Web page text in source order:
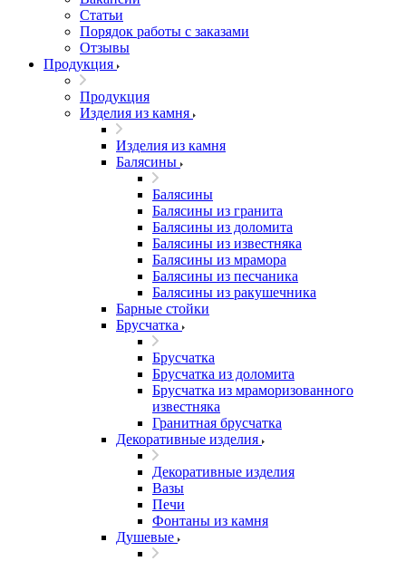
Статьи
Порядок работы с заказами
Отзывы
Продукция
Продукция
Изделия из камня
Изделия из камня
Балясины
Балясины
Балясины из гранита
Балясины из доломита
Балясины из известняка
Балясины из мрамора
Балясины из песчаника
Балясины из ракушечника
Барные стойки
Брусчатка
Брусчатка
Брусчатка из доломита
Брусчатка из мраморизованного
известняка
Гранитная брусчатка
Декоративные изделия
Декоративные изделия
Вазы
Печи
Фонтаны из камня
Душевые